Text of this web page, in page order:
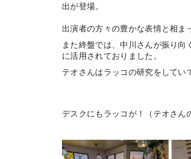
出が登場。
出演者の方々の豊かな表情と相ま
また終盤では、中川さんが振り
に活用されておりました。
テオさんはラッコの研究をしてい
デスクにもラッコが！（テオさん